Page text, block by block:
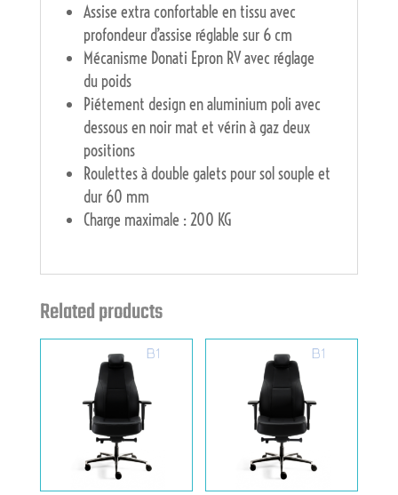
Assise extra confortable en tissu avec
profondeur d’assise réglable sur 6 cm
Mécanisme Donati Epron RV avec réglage
du poids
Piétement design en aluminium poli avec
dessous en noir mat et vérin à gaz deux
positions
Roulettes à double galets pour sol souple et
dur 60 mm
Charge maximale : 200 KG
Related products